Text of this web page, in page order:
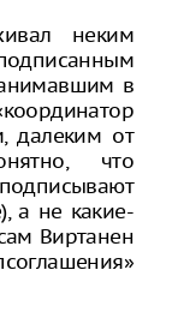
неким
в
далеким от
что
а не какие-
Виртанен